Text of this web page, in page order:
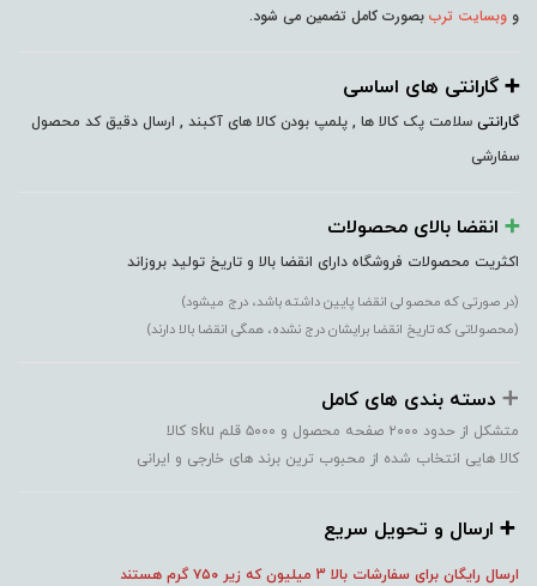
و وبسایت ترب بصورت کامل تضمین می شود.
➕️ گارانتی های اساسی
گارانتی سلامت پک کالا ها , پلمپ بودن کالا های آکبند , ارسال دقیق کد محصول
سفارشی
➕️ انقضا بالای محصولات
اکثریت محصولات فروشگاه دارای انقضا بالا و تاریخ تولید بروزاند
(در صورتی که محصولی انقضا پایین داشته باشد، درج میشود)
(محصولاتی که تاریخ انقضا برایشان درج نشده، همگی انقضا بالا دارند)
➕️ دسته بندی های کامل
متشکل از حدود ۲۰۰۰ صفحه محصول و ۵۰۰۰ قلم sku کالا
کالا هایی انتخاب شده از محبوب ترین برند های خارجی و ایرانی
➕️ ارسال و تحویل سریع
ارسال رایگان برای سفارشات بالا 3 میلیون که زیر ۷۵۰ گرم هستند